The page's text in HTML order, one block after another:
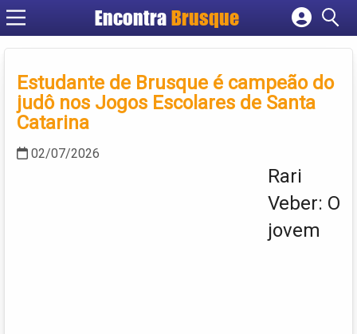
EncontraBrusque
Cadastrar empresa
Criar conta
Estudante de Brusque é campeão do
judô nos Jogos Escolares de Santa
Catarina
02/07/2026
Rari
Veber: O
jovem